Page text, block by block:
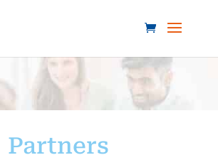
Partners